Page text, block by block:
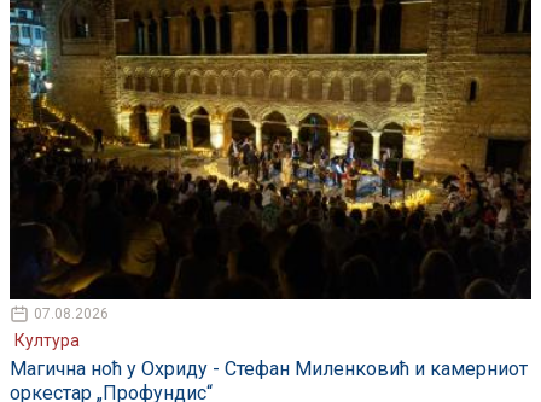
07.08.2026
Култура
Магична ноћ у Охриду - Стефан Миленковић и камерниот
оркестар „Профундис“